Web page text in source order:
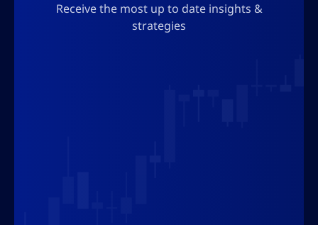
Receive the most up to date insights &
strategies